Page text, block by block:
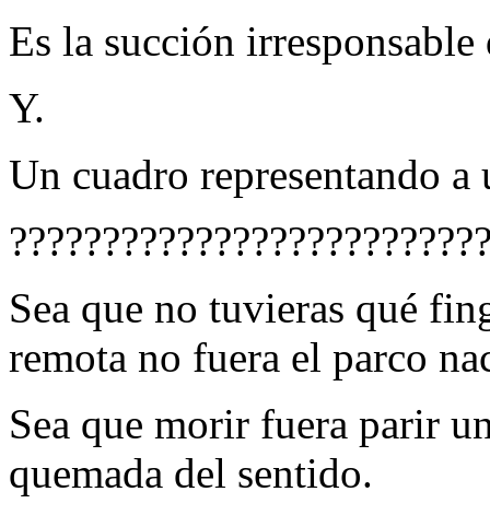
Es la succión
Y.
Un cuadro representando
Sea que no tuvieras qué
remota no fuera el parco
Sea que morir fuera parir
quemada del sentido.